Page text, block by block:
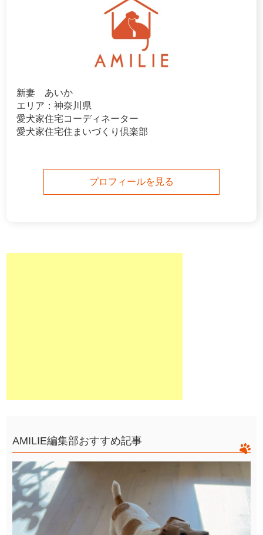
新妻 あいか
エリア：神奈川県
愛犬家住宅コーディネーター
愛犬家住宅住まいづくり倶楽部
プロフィールを見る
AMILIE編集部おすすめ記事